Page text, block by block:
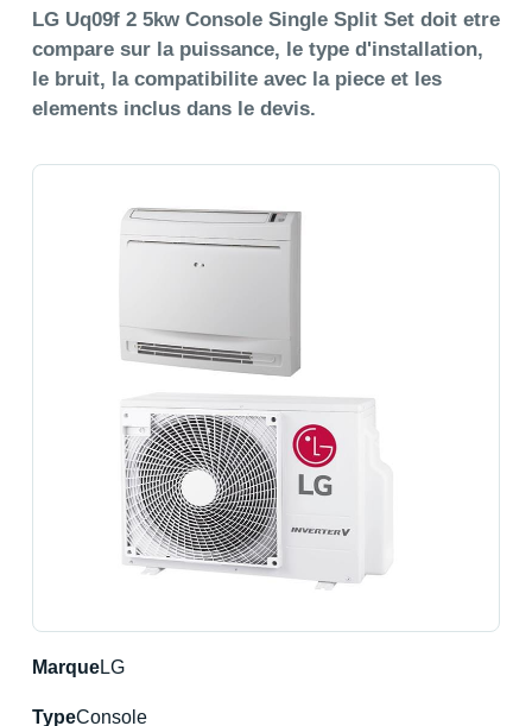
LG Uq09f 2 5kw Console Single Split Set doit etre
compare sur la puissance, le type d'installation,
le bruit, la compatibilite avec la piece et les
elements inclus dans le devis.
MarqueLG
TypeConsole